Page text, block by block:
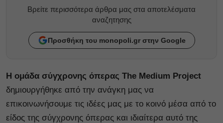
Βρείτε περισσότερα άρθρα μας στα αποτελέσματα
αναζητησης
Προσθήκη του monopoli.gr στην Google
Η ομάδα σύγχρονης όπερας The Medium Project
δημιουργήθηκε από την ανάγκη μας να
επικοινωνήσουμε τις ιδέες μας με το κοινό μέσα από το
είδος της σύγχρονης όπερας και ιδιαίτερα αυτό της